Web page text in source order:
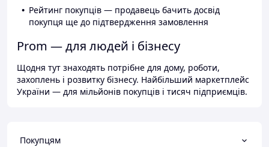
Рейтинг покупців — продавець бачить досвід
покупця ще до підтвердження замовлення
Prom — для людей і бізнесу
Щодня тут знаходять потрібне для дому, роботи,
захоплень і розвитку бізнесу. Найбільший маркетплейс
України — для мільйонів покупців і тисяч підприємців.
Покупцям